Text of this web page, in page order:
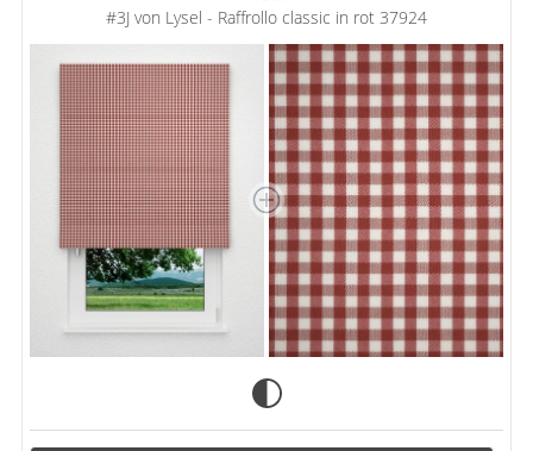
#3J von Lysel - Raffrollo classic in rot 37924